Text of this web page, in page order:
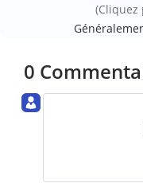
(Cliquez
0